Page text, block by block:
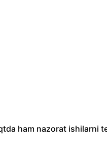
ham nazorat ishilarni